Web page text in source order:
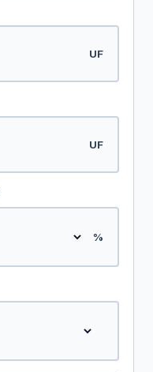
UF
UF
%